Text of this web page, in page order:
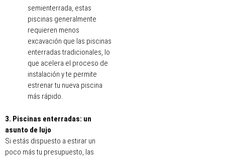
semienterrada, estas
piscinas generalmente
requieren menos
excavación que las piscinas
enterradas tradicionales, lo
que acelera el proceso de
instalación y te permite
estrenar tu nueva piscina
más rápido.
3. Piscinas enterradas: un
asunto de lujo
Si estás dispuesto a estirar un
poco más tu presupuesto, las